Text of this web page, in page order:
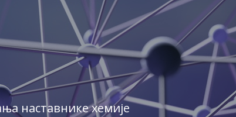
наставнике хемије